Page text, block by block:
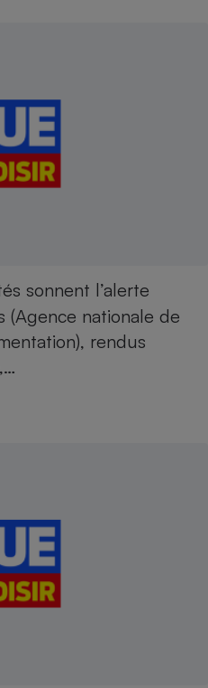
sonnent l’alerte
(Agence nationale de
rendus